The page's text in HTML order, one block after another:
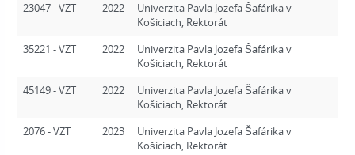
23047 - VZT
2022
Univerzita Pavla Jozefa Šafárika v
Košiciach, Rektorát
35221 - VZT
2022
Univerzita Pavla Jozefa Šafárika v
Košiciach, Rektorát
45149 - VZT
2022
Univerzita Pavla Jozefa Šafárika v
Košiciach, Rektorát
2076 - VZT
2023
Univerzita Pavla Jozefa Šafárika v
Košiciach, Rektorát